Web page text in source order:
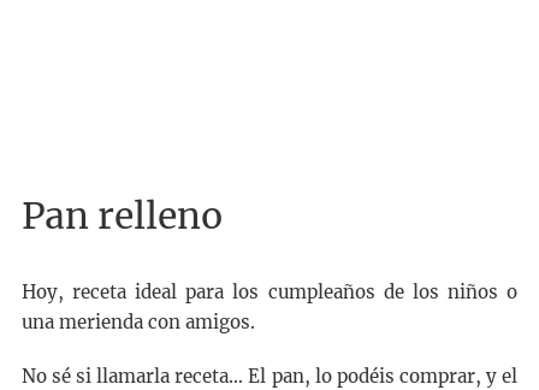
Pan relleno
Hoy, receta ideal para los cumpleaños de los niños o
una merienda con amigos.
No sé si llamarla receta… El pan, lo podéis comprar, y el